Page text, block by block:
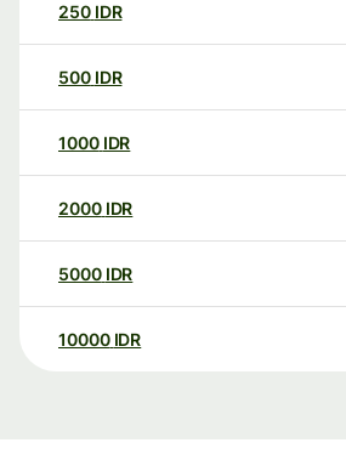
250 IDR
500 IDR
1000 IDR
2000 IDR
5000 IDR
10000 IDR